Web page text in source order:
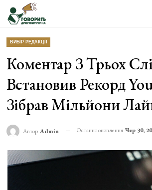
ВИБІР РЕДАКЦІЇ
Коментар З Трьох
Встановив Рекорд
Зібрав Мільйони
Автор Admin Останнє оновлення Чер 30,